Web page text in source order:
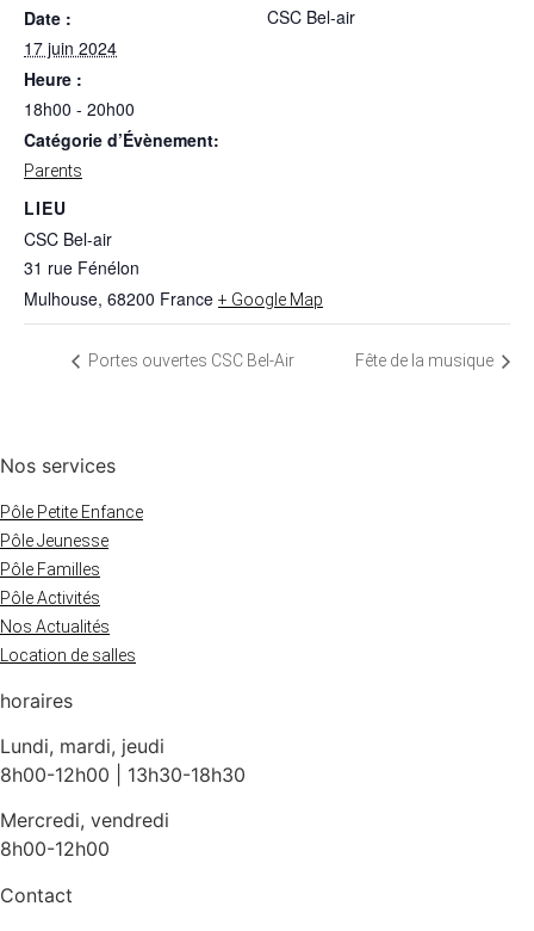
Date :
17 juin 2024
Heure :
18h00 - 20h00
Catégorie d’Évènement:
Parents
LIEU
CSC Bel-air
31 rue Fénélon
Mulhouse, 68200 France + Google Map
CSC Bel-air
Portes ouvertes CSC Bel-Air Fête de la musique
Nos services
Pôle Petite Enfance
Pôle Jeunesse
Pôle Familles
Pôle Activités
Nos Actualités
Location de salles
horaires
Lundi, mardi, jeudi
8h00-12h00 | 13h30-18h30
Mercredi, vendredi
8h00-12h00
Contact